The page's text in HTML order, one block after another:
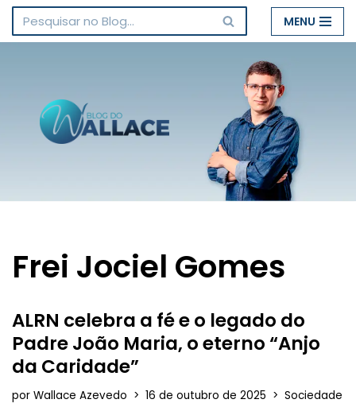
Pular
conteúdo
MENU
Frei Jociel Gomes
ALRN celebra a fé e o legado do
Padre João Maria, o eterno “Anjo
da Caridade”
por Wallace Azevedo 16 de outubro de 2025 Sociedade